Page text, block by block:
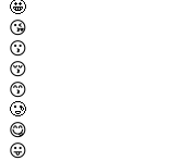
🤩
😘
😗
😚
😙
🥲
😋
😛